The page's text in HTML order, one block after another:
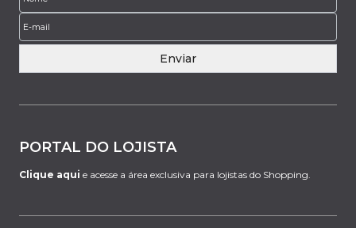
Enviar
PORTAL DO LOJISTA
Clique aqui e acesse a área exclusiva para lojistas do Shopping.